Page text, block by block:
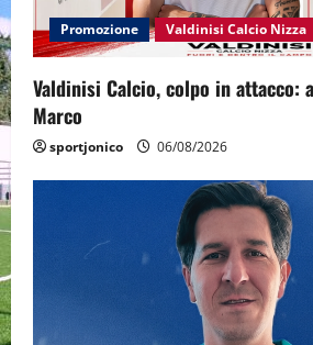
Promozione Valdinisi Calcio Nizza
Valdinisi Calcio, colpo in attacco:
Marco
sportjonico 06/08/2026